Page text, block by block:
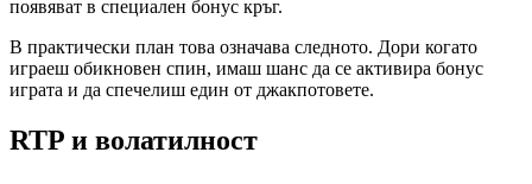
появяват в специален бонус кръг.
В практически план това означава следното. Дори когато
играеш обикновен спин, имаш шанс да се активира бонус
играта и да спечелиш един от джакпотовете.
RTP и волатилност